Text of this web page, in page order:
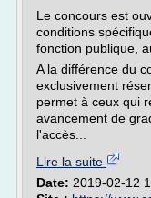
Le concours est
conditions
fonction publique,
A la différence du
exclusivement
permet à ceux qui
avancement de
l'accès...
Lire la suite
Date: 2019-02-12